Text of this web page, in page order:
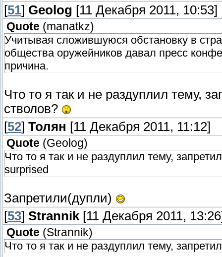
[51] Geolog [11 Декабря 2011, 10:53]
Quote (manatkz)
Учитывая сложившуюся обстановку в
общества оружейников давал пресс
причина.
Что то я так и не раздуплил тему,
стволов?
[52] Толян [11 Декабря 2011, 11:12]
Quote (Geolog)
Что то я так и не раздуплил тему,
surprised
Запретили(дупли)
[53] Strannik [11 Декабря 2011,
Quote (Strannik)
Что то я так и не раздуплил тему,